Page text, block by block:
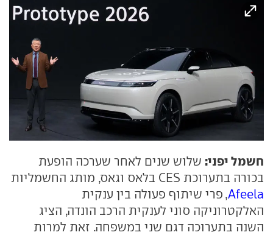
חשמל יפני: שלוש שנים לאחר שערכה הופעת
בכורה בתערוכת CES בלאס וגאס, מותג החשמליות
Afeela, פרי שיתוף פעולה בין ענקית
האלקטרוניקה סוני לענקית הרכב הונדה, הציג
השנה בתערוכה דגם שני במשפחה. זאת למרות